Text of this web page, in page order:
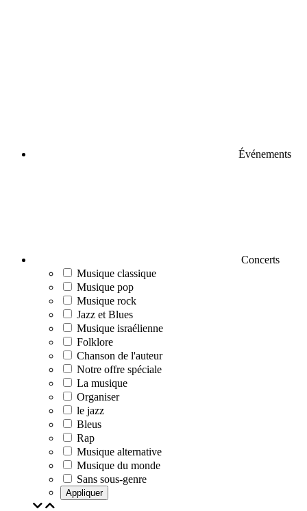
Événements
Concerts
Musique classique
Musique pop
Musique rock
Jazz et Blues
Musique israélienne
Folklore
Chanson de l'auteur
Notre offre spéciale
La musique
Organiser
le jazz
Bleus
Rap
Musique alternative
Musique du monde
Sans sous-genre
Appliquer